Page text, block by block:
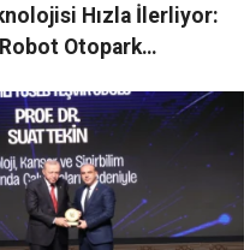
Hızla İlerliyor:
Otopark